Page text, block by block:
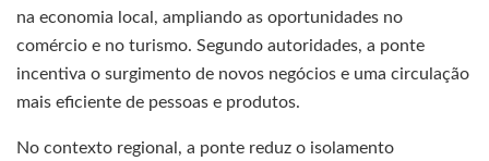
na economia local, ampliando as oportunidades no
comércio e no turismo. Segundo autoridades, a ponte
incentiva o surgimento de novos negócios e uma circulação
mais eficiente de pessoas e produtos.
No contexto regional, a ponte reduz o isolamento